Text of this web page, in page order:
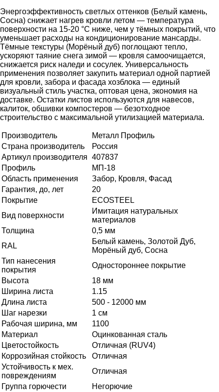
Энергоэффективность светлых оттенков (Белый камень,
Сосна) снижает нагрев кровли летом — температура
поверхности на 15-20 °C ниже, чем у тёмных покрытий, что
уменьшает расходы на кондиционирование мансарды.
Тёмные текстуры (Морёный дуб) поглощают тепло,
ускоряют таяние снега зимой — кровля самоочищается,
снижается риск наледи и сосулек. Универсальность
применения позволяет закупить материал одной партией
для кровли, забора и фасада хозблока — единый
визуальный стиль участка, оптовая цена, экономия на
доставке. Остатки листов используются для навесов,
калиток, обшивки компостеров — безотходное
строительство с максимальной утилизацией материала.
Производитель
Металл Профиль
Страна производитель
Россия
Артикул производителя 407837
Профиль
МП-18
Область применения
Забор, Кровля, Фасад
Гарантия, до, лет
20
Покрытие
ECOSTEEL
Вид поверхности
Имитация натуральных
материалов
Толщина
0,5 мм
RAL
Белый камень, Золотой Дуб,
Морёный дуб, Сосна
Тип нанесения
покрытия
Одностороннее покрытие
Высота
18 мм
Ширина листа
1.15
Длина листа
500 - 12000 мм
Шаг нарезки
1 см
Рабочая ширина, мм
1100
Материал
Оцинкованная сталь
Цветостойкость
Отличная (RUV4)
Коррозийная стойкость
Отличная
Устойчивость к мех.
повреждениям
Отличная
Группа горючести
Негорючие